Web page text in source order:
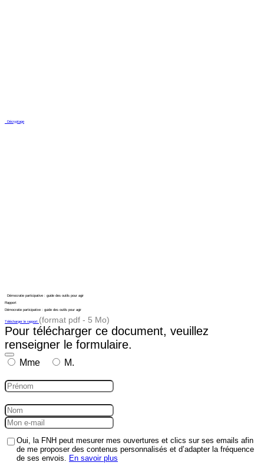
Décryptage
Démocratie participative : guide des outils pour agir
Rapport
Démocratie participative : guide des outils pour agir
Télécharger le rapport (format pdf - 5 Mo)
Pour télécharger ce document, veuillez
renseigner le formulaire.
Mme M.
Oui, la FNH peut mesurer mes ouvertures et clics sur ses emails afin
de me proposer des contenus personnalisés et d’adapter la fréquence
de ses envois. En savoir plus